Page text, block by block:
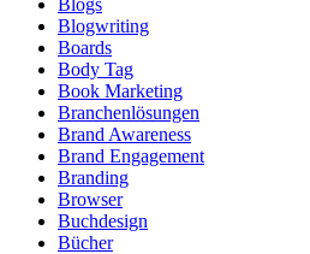
Blogs
Blogwriting
Boards
Body Tag
Book Marketing
Branchenlösungen
Brand Awareness
Brand Engagement
Branding
Browser
Buchdesign
Bücher